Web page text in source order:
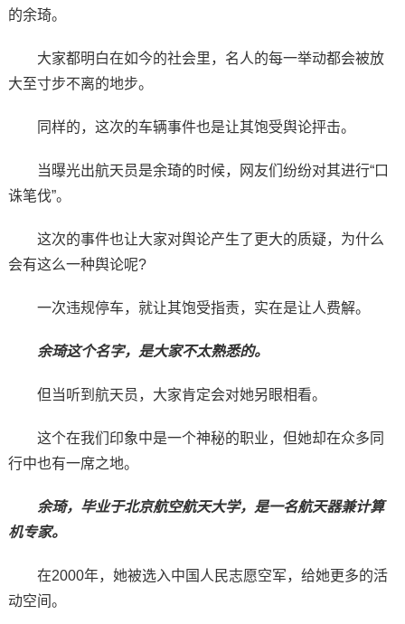
的余琦。
大家都明白在如今的社会里，名人的每一举动都会被放
大至寸步不离的地步。
同样的，这次的车辆事件也是让其饱受舆论抨击。
当曝光出航天员是余琦的时候，网友们纷纷对其进行“口
诛笔伐”。
这次的事件也让大家对舆论产生了更大的质疑，为什么
会有这么一种舆论呢?
一次违规停车，就让其饱受指责，实在是让人费解。
余琦这个名字，是大家不太熟悉的。
但当听到航天员，大家肯定会对她另眼相看。
这个在我们印象中是一个神秘的职业，但她却在众多同
行中也有一席之地。
余琦，毕业于北京航空航天大学，是一名航天器兼计算
机专家。
在2000年，她被选入中国人民志愿空军，给她更多的活
动空间。